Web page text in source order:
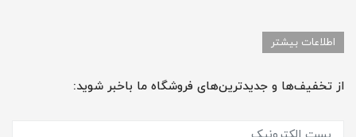
اطلاعات بیشتر
از تخفیف‌ها و جدیدترین‌های فروشگاه ما باخبر شوید: